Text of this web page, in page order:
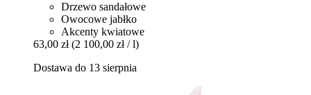
Drzewo sandałowe
Owocowe jabłko
Akcenty kwiatowe
63,00 zł (2 100,00 zł / l)
Dostawa do 13 sierpnia